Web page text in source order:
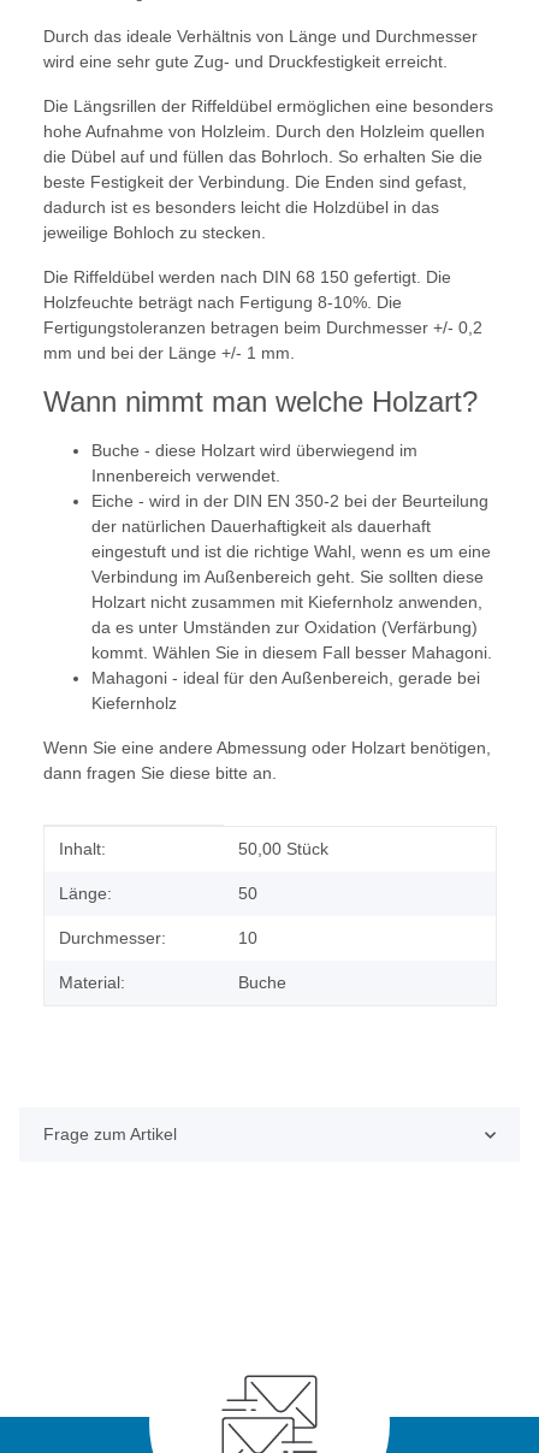
Durch das ideale Verhältnis von Länge und Durchmesser
wird eine sehr gute Zug- und Druckfestigkeit erreicht.
Die Längsrillen der Riffeldübel ermöglichen eine besonders
hohe Aufnahme von Holzleim. Durch den Holzleim quellen
die Dübel auf und füllen das Bohrloch. So erhalten Sie die
beste Festigkeit der Verbindung. Die Enden sind gefast,
dadurch ist es besonders leicht die Holzdübel in das
jeweilige Bohloch zu stecken.
Die Riffeldübel werden nach DIN 68 150 gefertigt. Die
Holzfeuchte beträgt nach Fertigung 8-10%. Die
Fertigungstoleranzen betragen beim Durchmesser +/- 0,2
mm und bei der Länge +/- 1 mm.
Wann nimmt man welche Holzart?
Buche - diese Holzart wird überwiegend im
Innenbereich verwendet.
Eiche - wird in der DIN EN 350-2 bei der Beurteilung
der natürlichen Dauerhaftigkeit als dauerhaft
eingestuft und ist die richtige Wahl, wenn es um eine
Verbindung im Außenbereich geht. Sie sollten diese
Holzart nicht zusammen mit Kiefernholz anwenden,
da es unter Umständen zur Oxidation (Verfärbung)
kommt. Wählen Sie in diesem Fall besser Mahagoni.
Mahagoni - ideal für den Außenbereich, gerade bei
Kiefernholz
Wenn Sie eine andere Abmessung oder Holzart benötigen,
dann fragen Sie diese bitte an.
Produkteigenschaft
Wert
Inhalt: 50,00 Stück
Länge: 50
Durchmesser: 10
Material: Buche
Frage zum Artikel